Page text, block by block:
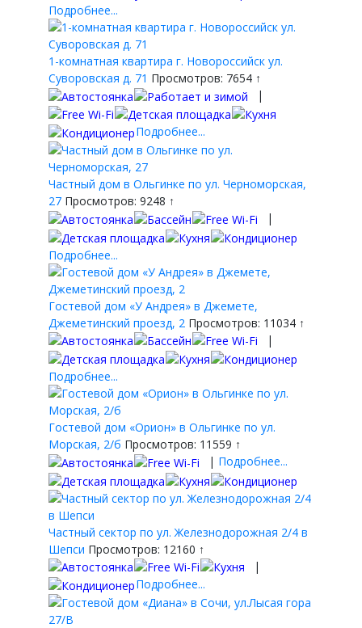
Подробнее...
1-комнатная квартира г. Новороссийск ул.
Суворовская д. 71 Просмотров: 7654 ↑
|
Подробнее...
Частный дом в Ольгинке по ул. Черноморская,
27 Просмотров: 9248 ↑
|
Подробнее...
Гостевой дом «У Андрея» в Джемете,
Джеметинский проезд, 2 Просмотров: 11034 ↑
|
Подробнее...
Гостевой дом «Орион» в Ольгинке по ул.
Морская, 2/б Просмотров: 11559 ↑
| Подробнее...
Частный сектор по ул. Железнодорожная 2/4 в
Шепси Просмотров: 12160 ↑
|
Подробнее...